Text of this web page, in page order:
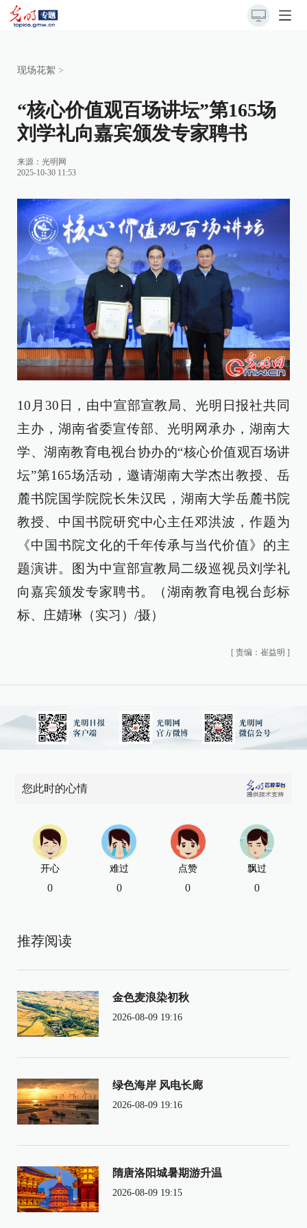
现场花絮 >
“核心价值观百场讲坛”第165场
刘学礼向嘉宾颁发专家聘书
来源： 光明网
2025-10-30 11:53
10月30日，由中宣部宣教局、光明日报社共同
主办，湖南省委宣传部、光明网承办，湖南大
学、湖南教育电视台协办的“核心价值观百场讲
坛”第165场活动，邀请湖南大学杰出教授、岳
麓书院国学院院长朱汉民，湖南大学岳麓书院
教授、中国书院研究中心主任邓洪波，作题为
《中国书院文化的千年传承与当代价值》的主
题演讲。图为中宣部宣教局二级巡视员刘学礼
向嘉宾颁发专家聘书。（湖南教育电视台彭标
标、庄婧琳（实习）/摄）
[ 责编：崔益明 ]
您此时的心情
开心
0
难过
0
点赞
0
飘过
0
推荐阅读
金色麦浪染初秋
2026-08-09 19:16
绿色海岸 风电长廊
2026-08-09 19:16
隋唐洛阳城暑期游升温
2026-08-09 19:15